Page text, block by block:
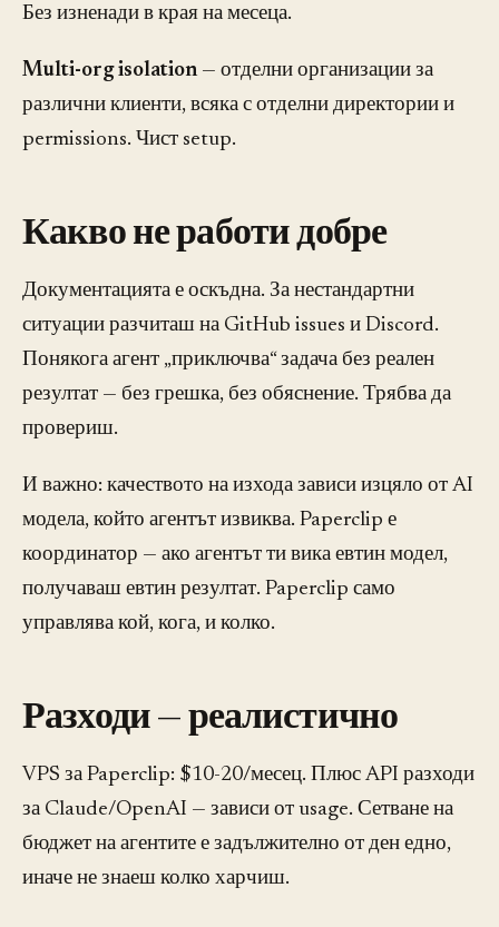
Без изненади в края на месеца.
Multi-org isolation— отделни организации за
различни клиенти, всяка с отделни директории и
permissions. Чист setup.
Какво не работи добре
Документацията е оскъдна. За нестандартни
ситуации разчиташ на GitHub issues и Discord.
Понякога агент „приключва“ задача без реален
резултат — без грешка, без обяснение. Трябва да
провериш.
И важно: качеството на изхода зависи изцяло от AI
модела, който агентът извиква. Paperclip е
координатор — ако агентът ти вика евтин модел,
получаваш евтин резултат. Paperclip само
управлява кой, кога, и колко.
Разходи — реалистично
VPS за Paperclip: $10-20/месец. Плюс API разходи
за Claude/OpenAI — зависи от usage. Сетване на
бюджет на агентите е задължително от ден едно,
иначе не знаеш колко харчиш.